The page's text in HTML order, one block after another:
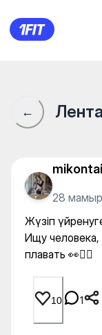
Жүзіп
←
mikontai_
28 мамыр
Жүзіп
Ищу
плавать 👀🏊‍♀️
10 1